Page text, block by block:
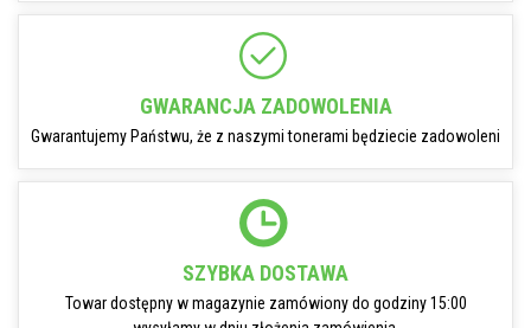
GWARANCJA ZADOWOLENIA
Gwarantujemy Państwu, że z naszymi tonerami będziecie zadowoleni
SZYBKA DOSTAWA
Towar dostępny w magazynie zamówiony do godziny 15:00